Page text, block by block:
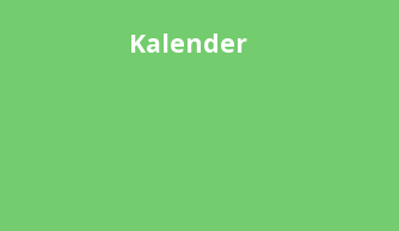
Kalender